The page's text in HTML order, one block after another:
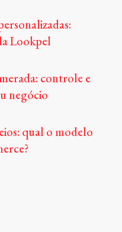
Lookpel
controle e
negócio
qual o modelo